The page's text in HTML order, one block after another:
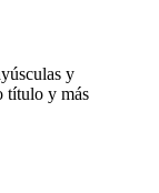
y
título y más